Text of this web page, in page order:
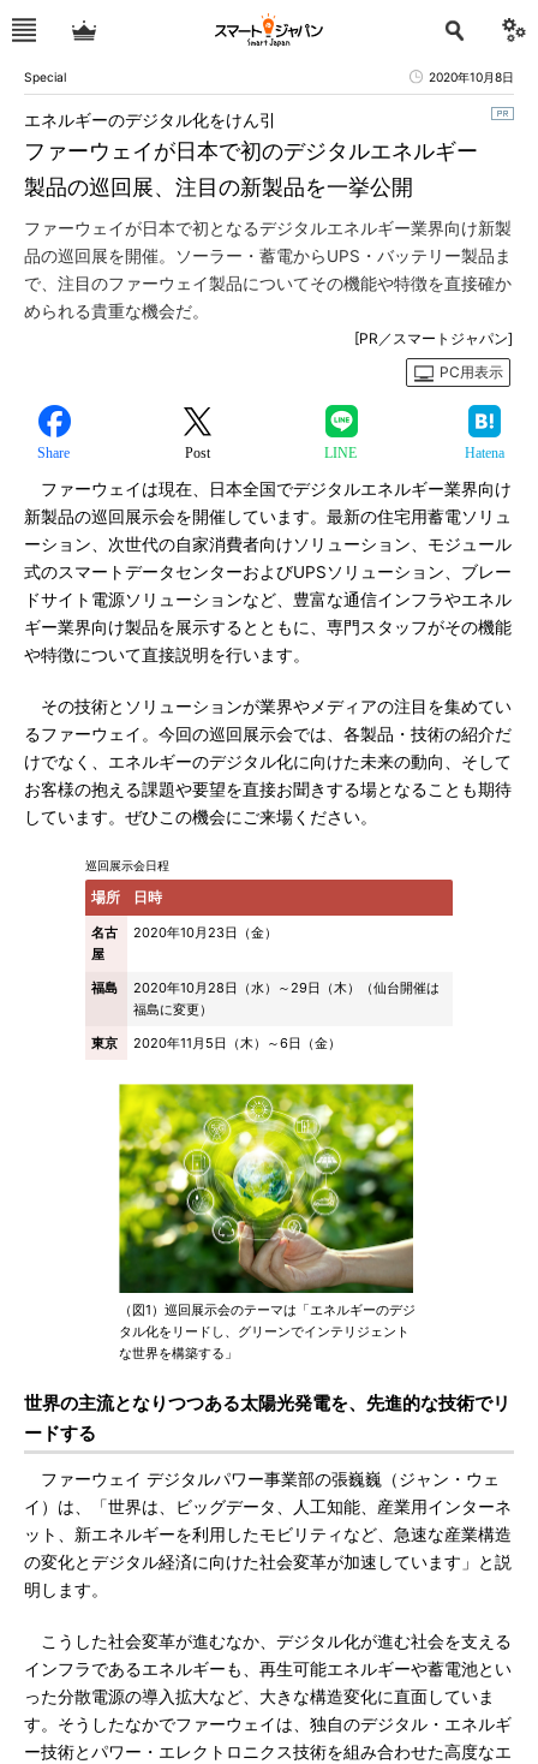
Special 2020年10月8日
ファーウェイが日本で初のデジタルエネルギー
製品の巡回展、注目の新製品を一挙公開
エネルギーのデジタル化をけん引
ファーウェイが日本で初となるデジタルエネルギー業界向け新製
品の巡回展を開催。ソーラー・蓄電からUPS・バッテリー製品ま
で、注目のファーウェイ製品についてその機能や特徴を直接確か
められる貴重な機会だ。
[PR／スマートジャパン]
PC用表示
Share Post LINE Hatena
ファーウェイは現在、日本全国でデジタルエネルギー業界向け
新製品の巡回展示会を開催しています。最新の住宅用蓄電ソリュ
ーション、次世代の自家消費者向けソリューション、モジュール
式のスマートデータセンターおよびUPSソリューション、ブレー
ドサイト電源ソリューションなど、豊富な通信インフラやエネル
ギー業界向け製品を展示するとともに、専門スタッフがその機能
や特徴について直接説明を行います。
その技術とソリューションが業界やメディアの注目を集めてい
るファーウェイ。今回の巡回展示会では、各製品・技術の紹介だ
けでなく、エネルギーのデジタル化に向けた未来の動向、そして
お客様の抱える課題や要望を直接お聞きする場となることも期待
しています。ぜひこの機会にご来場ください。
巡回展示会日程
場所 日時
名古
屋
2020年10月23日（金）
福島
2020年10月28日（水）～29日（木）（仙台開催は
福島に変更）
東京
2020年11月5日（木）～6日（金）
（図1）巡回展示会のテーマは「エネルギーのデジ
タル化をリードし、グリーンでインテリジェント
な世界を構築する」
世界の主流となりつつある太陽光発電を、先進的な技術でリ
ードする
ファーウェイ デジタルパワー事業部の張巍巍（ジャン・ウェ
イ）は、「世界は、ビッグデータ、人工知能、産業用インターネ
ット、新エネルギーを利用したモビリティなど、急速な産業構造
の変化とデジタル経済に向けた社会変革が加速しています」と説
明します。
こうした社会変革が進むなか、デジタル化が進む社会を支える
インフラであるエネルギーも、再生可能エネルギーや蓄電池とい
った分散電源の導入拡大など、大きな構造変化に直面していま
す。そうしたなかでファーウェイは、独自のデジタル・エネルギ
ー技術とパワー・エレクトロニクス技術を組み合わせた高度なエ